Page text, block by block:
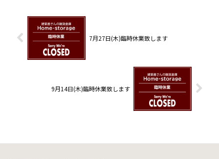
7月27日(木)臨時休業致します
9月14日(木)臨時休業致します